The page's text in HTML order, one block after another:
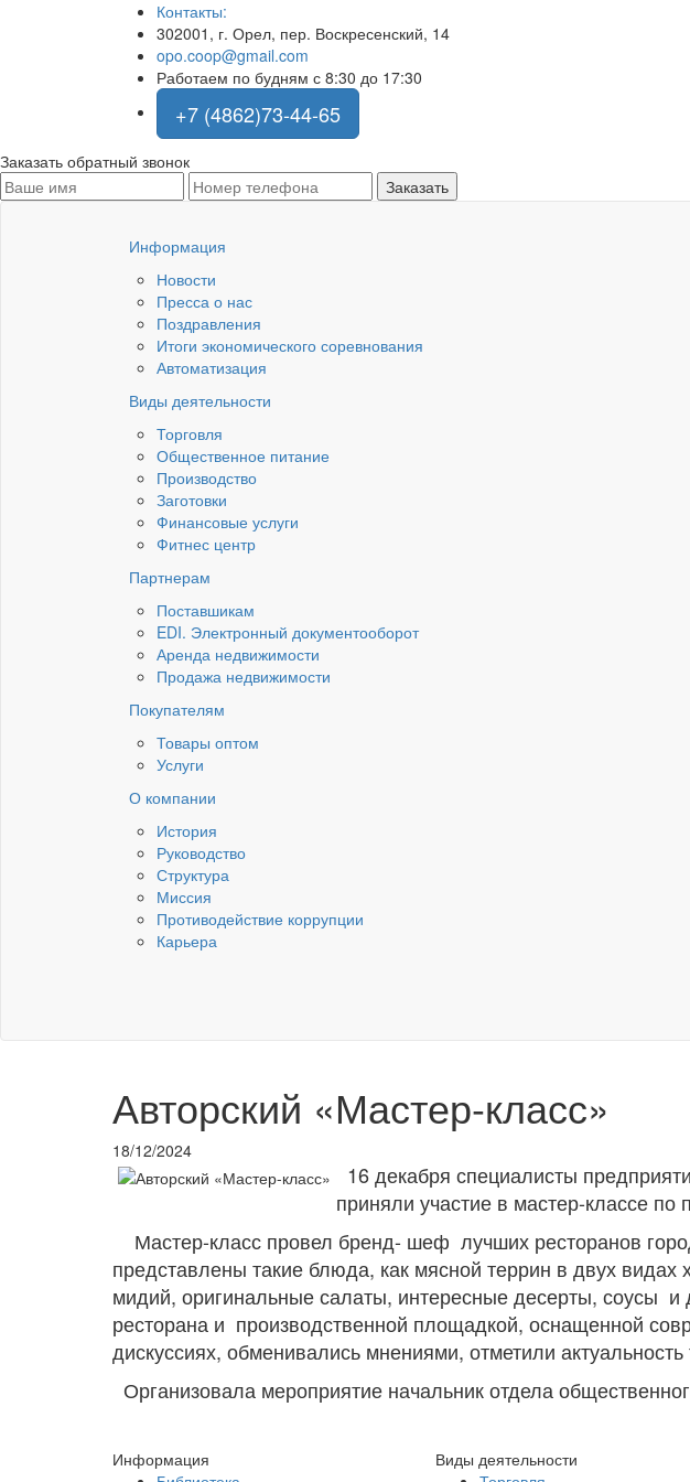
Контакты:
302001, г. Орел, пер. Воскресенский, 14
opo.coop@gmail.com
Работаем по будням с 8:30 до 17:30
+7 (4862)73-44-65
Заказать обратный звонок
Информация
Новости
Пресса о нас
Поздравления
Итоги экономического соревнования
Автоматизация
Виды деятельности
Торговля
Общественное питание
Производство
Заготовки
Финансовые услуги
Фитнес центр
Партнерам
Поставшикам
EDI. Электронный документооборот
Аренда недвижимости
Продажа недвижимости
Покупателям
Товары оптом
Услуги
О компании
История
Руководство
Структура
Миссия
Противодействие коррупции
Карьера
Авторский «Мастер-класс»
18/12/2024
16 декабря специалисты
приняли участие в мастер-классе
Мастер-класс провел бренд- шеф лучших ресторанов
представлены такие блюда, как мясной террин в двух
мидий, оригинальные салаты, интересные десерты, соусы и
ресторана и производственной площадкой, оснащенной
дискуссиях, обменивались мнениями, отметили
Организовала мероприятие начальник отдела
Информация
Виды деятельности